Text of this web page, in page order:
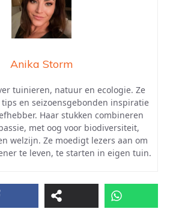
Anika Storm
tuinieren, natuur en ecologie. Ze
en seizoensgebonden inspiratie
Haar stukken combineren
met oog voor biodiversiteit,
welzijn. Ze moedigt lezers aan om
te leven, te starten in eigen tuin.